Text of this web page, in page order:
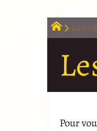
La vie
Pour